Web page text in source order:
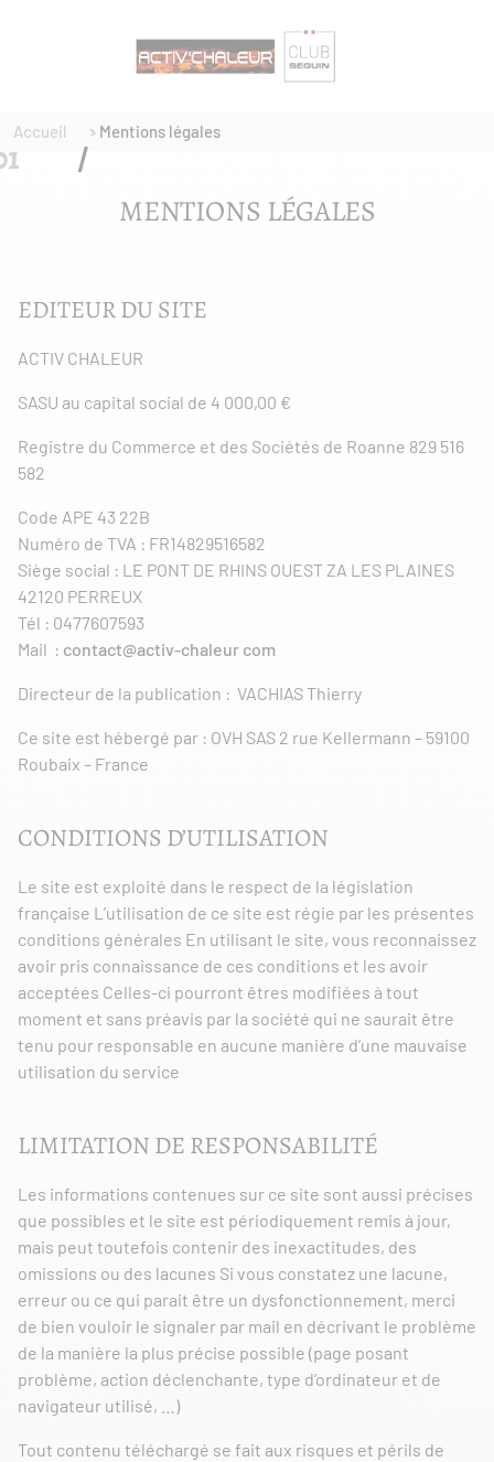
Accueil Mentions légales
MENTIONS LÉGALES
EDITEUR DU SITE
ACTIV CHALEUR
SASU au capital social de 4 000,00 €
Registre du Commerce et des Sociétés de Roanne 829 516
582
Code APE 43 22B
Numéro de TVA : FR14829516582
Siège social : LE PONT DE RHINS OUEST ZA LES PLAINES
42120 PERREUX
Tél : 0477607593
Mail : contact@activ-chaleur com
Directeur de la publication : VACHIAS Thierry
Ce site est hébergé par : OVH SAS 2 rue Kellermann – 59100
Roubaix – France
CONDITIONS D’UTILISATION
Le site est exploité dans le respect de la législation
française L’utilisation de ce site est régie par les présentes
conditions générales En utilisant le site, vous reconnaissez
avoir pris connaissance de ces conditions et les avoir
acceptées Celles-ci pourront êtres modifiées à tout
moment et sans préavis par la société qui ne saurait être
tenu pour responsable en aucune manière d’une mauvaise
utilisation du service
LIMITATION DE RESPONSABILITÉ
Les informations contenues sur ce site sont aussi précises
que possibles et le site est périodiquement remis à jour,
mais peut toutefois contenir des inexactitudes, des
omissions ou des lacunes Si vous constatez une lacune,
erreur ou ce qui parait être un dysfonctionnement, merci
de bien vouloir le signaler par mail en décrivant le problème
de la manière la plus précise possible (page posant
problème, action déclenchante, type d’ordinateur et de
navigateur utilisé, …)
Tout contenu téléchargé se fait aux risques et périls de